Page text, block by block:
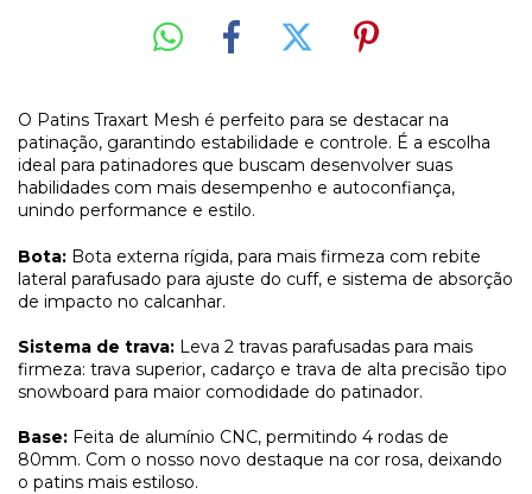
O Patins Traxart Mesh é perfeito para se destacar na
patinação, garantindo estabilidade e controle. É a escolha
ideal para patinadores que buscam desenvolver suas
habilidades com mais desempenho e autoconfiança,
unindo performance e estilo.
Bota: Bota externa rígida, para mais firmeza com rebite
lateral parafusado para ajuste do cuff, e sistema de absorção
de impacto no calcanhar.
Sistema de trava: Leva 2 travas parafusadas para mais
firmeza: trava superior, cadarço e trava de alta precisão tipo
snowboard para maior comodidade do patinador.
Base: Feita de alumínio CNC, permitindo 4 rodas de
80mm. Com o nosso novo destaque na cor rosa, deixando
o patins mais estiloso.